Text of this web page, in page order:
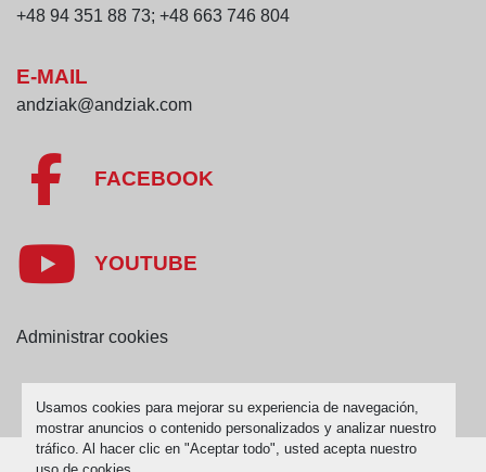
Usamos cookies para mejorar su experiencia de navegación,
mostrar anuncios o contenido personalizados y analizar nuestro
tráfico. Al hacer clic en "Aceptar todo", usted acepta nuestro
+48 94 351 88 73; +48 663 746 804
E-MAIL
andziak@andziak.com
FACEBOOK
YOUTUBE
Administrar cookies